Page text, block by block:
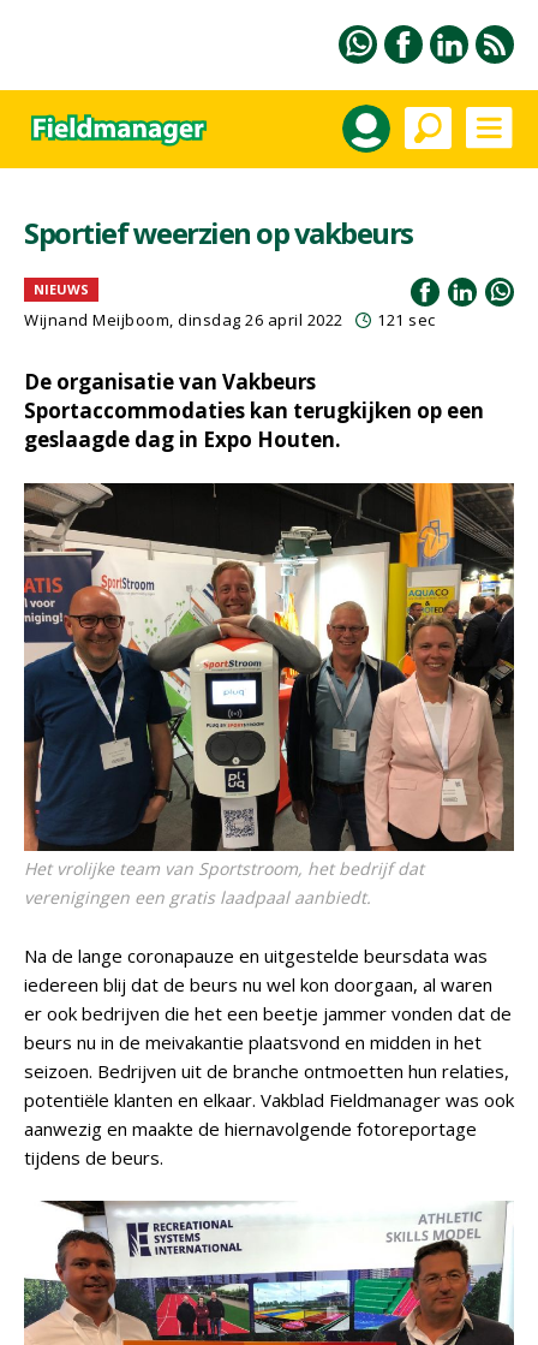
Sportief weerzien op vakbeurs
NIEUWS
Wijnand Meijboom, dinsdag 26 april 2022 121 sec
De organisatie van Vakbeurs
Sportaccommodaties kan terugkijken op een
geslaagde dag in Expo Houten.
Het vrolijke team van Sportstroom, het bedrijf dat
verenigingen een gratis laadpaal aanbiedt.
Na de lange coronapauze en uitgestelde beursdata was
iedereen blij dat de beurs nu wel kon doorgaan, al waren
er ook bedrijven die het een beetje jammer vonden dat de
beurs nu in de meivakantie plaatsvond en midden in het
seizoen. Bedrijven uit de branche ontmoetten hun relaties,
potentiële klanten en elkaar. Vakblad Fieldmanager was ook
aanwezig en maakte de hiernavolgende fotoreportage
tijdens de beurs.